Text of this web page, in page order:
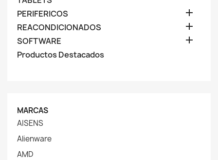
PERIFERICOS

REACONDICIONADOS 
SOFTWARE 
Productos Destacados
MARCAS
AISENS
Alienware
AMD